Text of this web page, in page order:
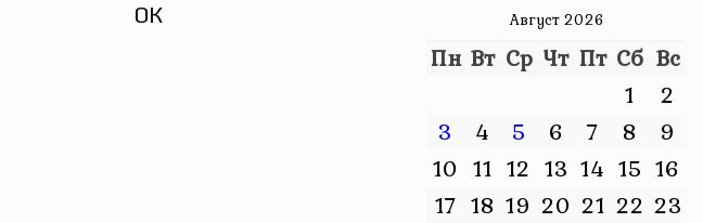
ОК Август 2026
Пн Вт Ср Чт Пт Сб Вс
1
2
3
4 5 6 7 8
9
10 11 12 13 14 15 16
17 18 19 20 21 22 23